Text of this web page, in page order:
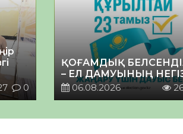
0
ҚОҒАМДЫҚ
– ЕЛ ДАМУЫНЫҢ
06.08.2026